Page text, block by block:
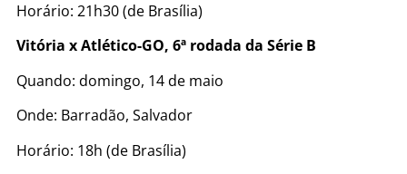
Horário: 21h30 (de Brasília)
Vitória x Atlético-GO, 6ª rodada da Série B
Quando: domingo, 14 de maio
Onde: Barradão, Salvador
Horário: 18h (de Brasília)